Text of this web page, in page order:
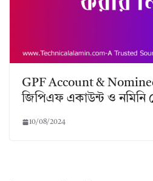
GPF Account &
জিপিএফ একাউন্ট ও নমিনি
10/08/2024